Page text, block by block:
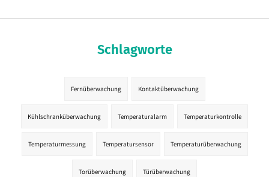
Schlagworte
Fernüberwachung Kontaktüberwachung
Kühlschranküberwachung Temperaturalarm Temperaturkontrolle
Temperaturmessung Temperatursensor Temperaturüberwachung
Torüberwachung Türüberwachung